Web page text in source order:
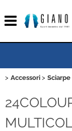
Accessori Sciarpe